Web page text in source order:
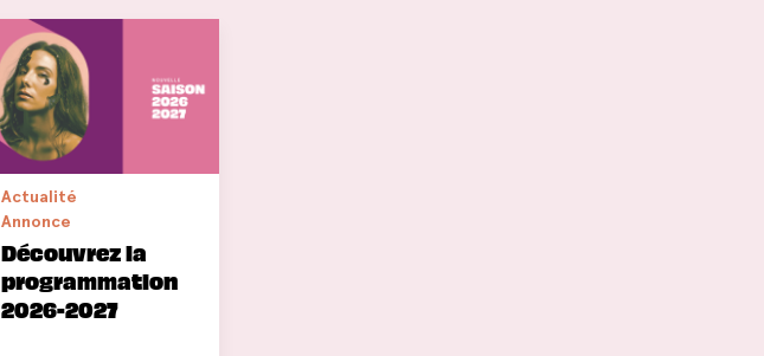
Actualité
Annonce
Découvrez la
programmation
2026-2027